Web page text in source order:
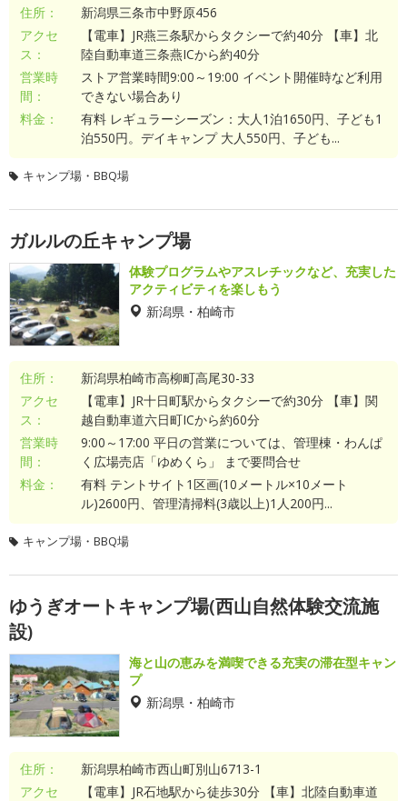
住所：
新潟県三条市中野原456
アクセ
ス：
【電車】JR燕三条駅からタクシーで約40分 【車】北
陸自動車道三条燕ICから約40分
営業時
間：
ストア営業時間9:00～19:00 イベント開催時など利用
できない場合あり
料金：
有料 レギュラーシーズン：大人1泊1650円、子ども1
泊550円。デイキャンプ 大人550円、子ども...
キャンプ場・BBQ場
ガルルの丘キャンプ場
体験プログラムやアスレチックなど、充実した
アクティビティを楽しもう
新潟県・柏崎市
住所：
新潟県柏崎市高柳町高尾30-33
アクセ
ス：
【電車】JR十日町駅からタクシーで約30分 【車】関
越自動車道六日町ICから約60分
営業時
間：
9:00～17:00 平日の営業については、管理棟・わんぱ
く広場売店「ゆめくら」 まで要問合せ
料金：
有料 テントサイト1区画(10メートル×10メート
ル)2600円、管理清掃料(3歳以上)1人200円...
キャンプ場・BBQ場
ゆうぎオートキャンプ場(西山自然体験交流施
設)
海と山の恵みを満喫できる充実の滞在型キャン
プ
新潟県・柏崎市
住所：
新潟県柏崎市西山町別山6713-1
アクセ
【電車】JR石地駅から徒歩30分 【車】北陸自動車道